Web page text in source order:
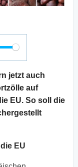
jetzt auch
auf
EU. So soll die
EU